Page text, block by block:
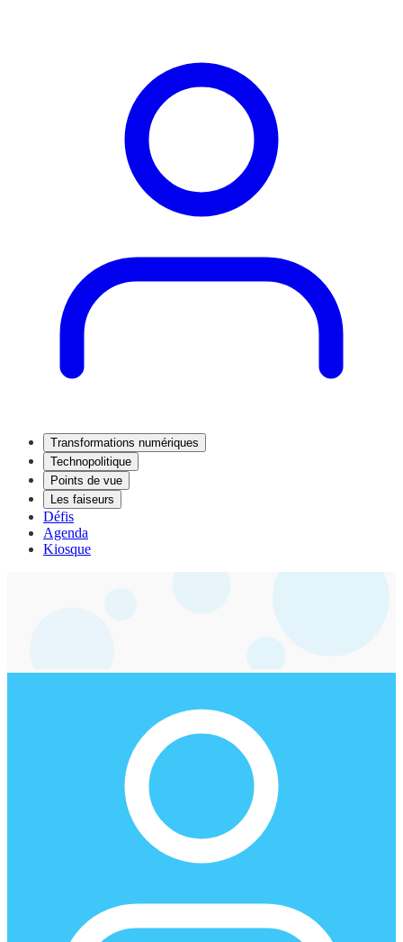
Transformations numériques
Technopolitique
Points de vue
Les faiseurs
Défis
Agenda
Kiosque